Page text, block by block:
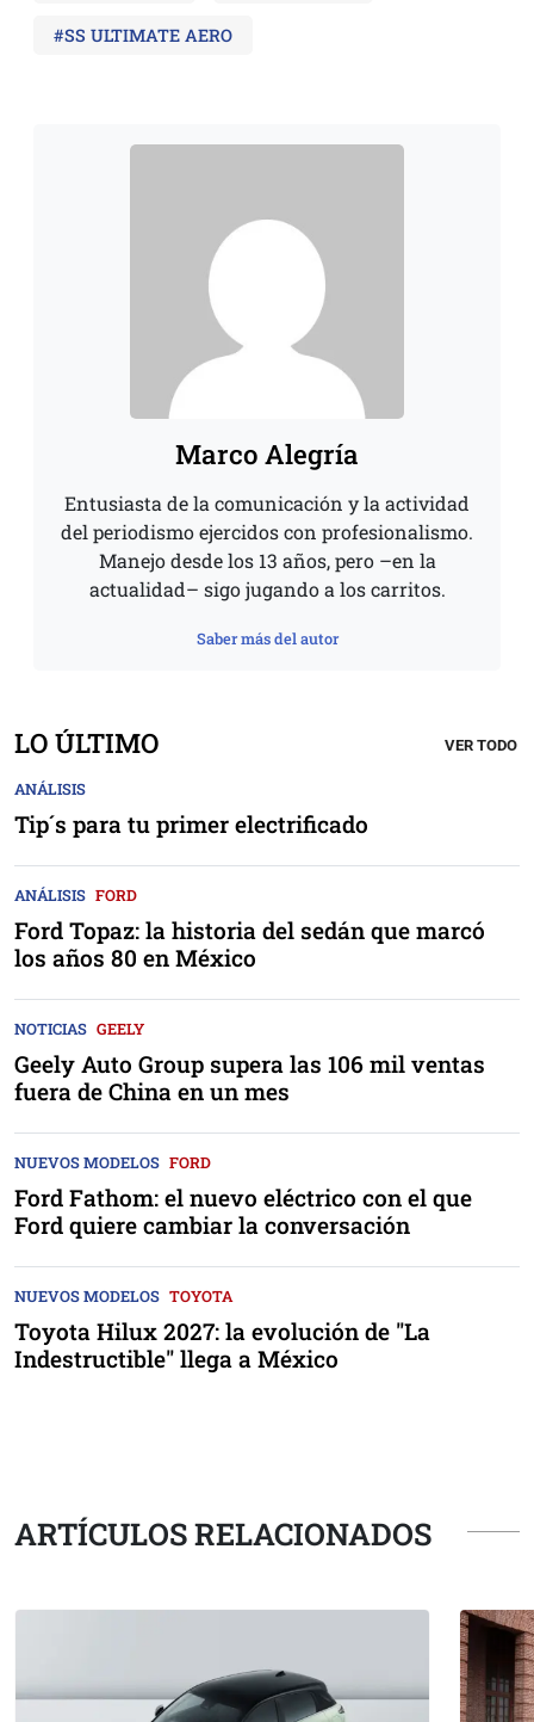
#SS ULTIMATE AERO
Marco Alegría
Entusiasta de la comunicación y la actividad
del periodismo ejercidos con profesionalismo.
Manejo desde los 13 años, pero –en la
actualidad– sigo jugando a los carritos.
Saber más del autor
LO ÚLTIMO VER TODO
ANÁLISIS
Tip´s para tu primer electrificado
ANÁLISIS FORD
Ford Topaz: la historia del sedán que marcó
los años 80 en México
NOTICIAS GEELY
Geely Auto Group supera las 106 mil ventas
fuera de China en un mes
NUEVOS MODELOS FORD
Ford Fathom: el nuevo eléctrico con el que
Ford quiere cambiar la conversación
NUEVOS MODELOS TOYOTA
Toyota Hilux 2027: la evolución de "La
Indestructible" llega a México
ARTÍCULOS RELACIONADOS